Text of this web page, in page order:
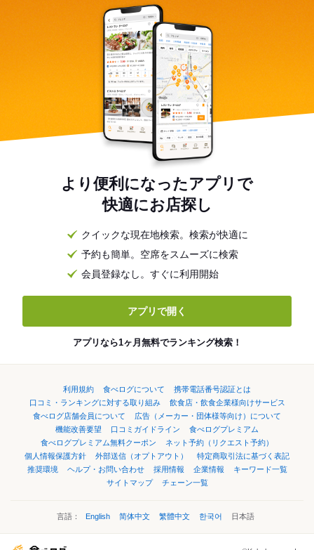
より便利になったアプリで
快適にお店探し
クイックな現在地検索。検索が快適に
予約も簡単。空席をスムーズに検索
会員登録なし。すぐに利用開始
アプリで開く
アプリなら1ヶ月無料でランキング検索！
利用規約 食べログについて
携帯電話番号認証とは
口コミ・ランキングに対する取り組み
飲食店・飲食企業様向けサービス
食べログ店舗会員について
広告（メーカー・団体様等向け）について
機能改善要望
口コミガイドライン
食べログプレミアム
食べログプレミアム無料クーポン
ネット予約（リクエスト予約）
個人情報保護方針
外部送信（オプトアウト）
特定商取引法に基づく表記
推奨環境
ヘルプ・お問い合わせ 採用情報 企業情報
キーワード一覧
サイトマップ
チェーン一覧
言語： English 简体中文 繁體中文 한국어 日本語